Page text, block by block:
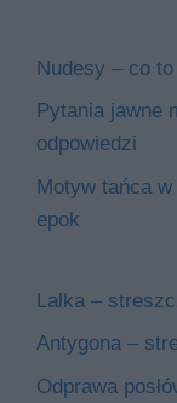
Nudesy – co
Pytania jawne
odpowiedzi
Motyw tańca
epok
Lalka –
Antygona –
Odprawa